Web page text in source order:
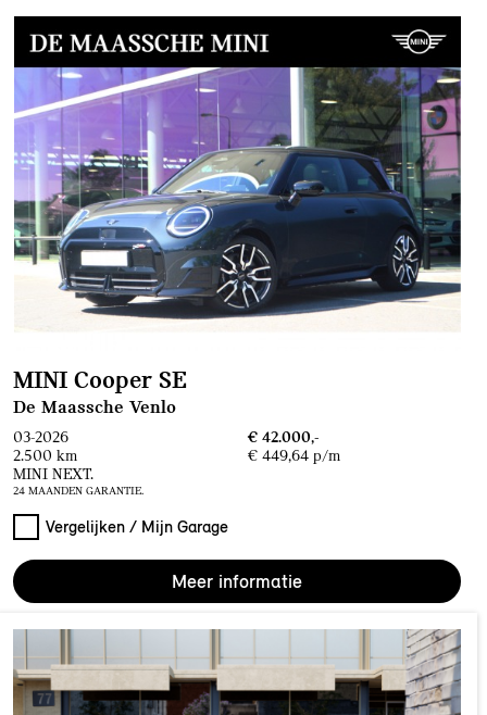
MINI Cooper SE
De Maassche Venlo
03-2026
€ 42.000,-
2.500 km
€ 449,64 p/m
MINI NEXT.
24 MAANDEN GARANTIE.
Vergelijken / Mijn Garage
Meer informatie